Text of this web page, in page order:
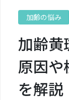
加齢の悩み
加齢黄
原因や
を解説